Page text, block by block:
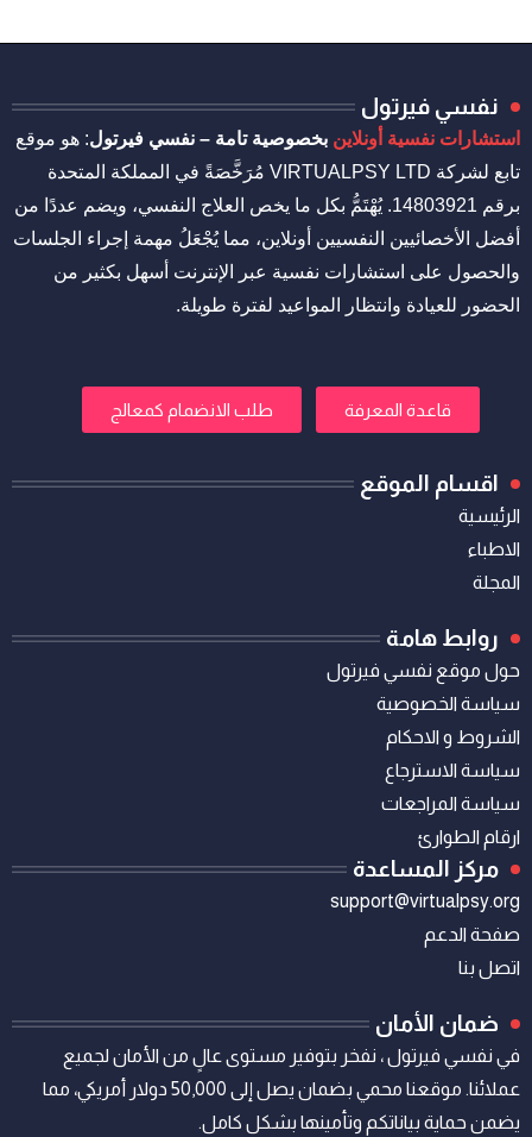
نفسي فيرتول
استشارات نفسية أونلاين بخصوصية تامة – نفسي فيرتول: هو موقع
تابع لشركة VIRTUALPSY LTD مُرَخَّصَةً في المملكة المتحدة
برقم 14803921. يُهْتَمُّ بكل ما يخص العلاج النفسي، ويضم عددًا من
أفضل الأخصائيين النفسيين أونلاين، مما يُجْعَلُ مهمة إجراء الجلسات
والحصول على استشارات نفسية عبر الإنترنت أسهل بكثير من
الحضور للعيادة وانتظار المواعيد لفترة طويلة.
قاعدة المعرفة طلب الانضمام كمعالج
اقسام الموقع
الرئيسية
الاطباء
المجلة
روابط هامة
حول موقع نفسي فيرتول
سياسة الخصوصية
الشروط و الاحكام
سياسة الاسترجاع
سياسة المراجعات
ارقام الطوارئ
مركز المساعدة
support@virtualpsy.org
صفحة الدعم
اتصل بنا
ضمان الأمان
في نفسي فيرتول ، نفخر بتوفير مستوى عالٍ من الأمان لجميع
عملائنا. موقعنا محمي بضمان يصل إلى 50,000 دولار أمريكي، مما
يضمن حماية بياناتكم وتأمينها بشكل كامل.